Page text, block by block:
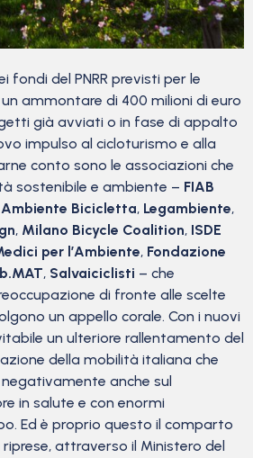
fondi del PNRR previsti per le
ammontare di 400 milioni di euro
già avviati o in fase di appalto
impulso al cicloturismo e alla
conto sono le associazioni che
sostenibile e ambiente – FIAB
Bicicletta, Legambiente,
, Milano Bicycle Coalition, ISDE
per l’Ambiente, Fondazione
, Salvaiciclisti – che
di fronte alle scelte
un appello corale. Con i nuovi
un ulteriore rallentamento del
della mobilità italiana che
anche sul
in salute e con enormi
Ed è proprio questo il comparto
attraverso il Ministero del